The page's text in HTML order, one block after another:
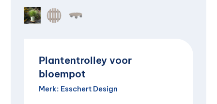
Plantentrolley voor
bloempot
Merk: Esschert Design